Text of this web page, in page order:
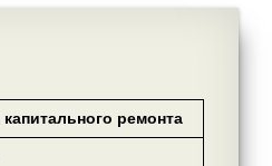
ремонта